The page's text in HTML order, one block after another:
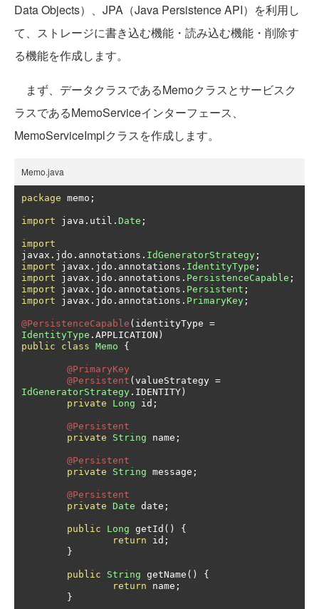
Data Objects）、JPA（Java Persistence API）を利用し
て、ストレージに書き込む機能・読み込む機能・削除す
る機能を作成します。
まず、データクラスであるMemoクラスとサービスク
ラスであるMemoServiceインターフェース、
MemoServiceImplクラスを作成します。
Memo.java
package memo ;
import java . util . Date ;
import
javax . jdo . annotations . IdGeneratorStrategy ;
import javax . jdo . annotations . IdentityType ;
import javax . jdo . annotations . PersistenceCapable ;
import javax . jdo . annotations . Persistent ;
import javax . jdo . annotations . PrimaryKey ;
@PersistenceCapable ( identityType =
IdentityType . APPLICATION )
public
class Memo {
@PrimaryKey
@Persistent (valueStrategy =
IdGeneratorStrategy . IDENTITY)
private
Long id ;
@Persistent
private
String name ;
@Persistent
private
String message ;
@Persistent
private Date date ;
public Long getId ()
{
return id ;
}
public String getName ()
{
return name ;
}